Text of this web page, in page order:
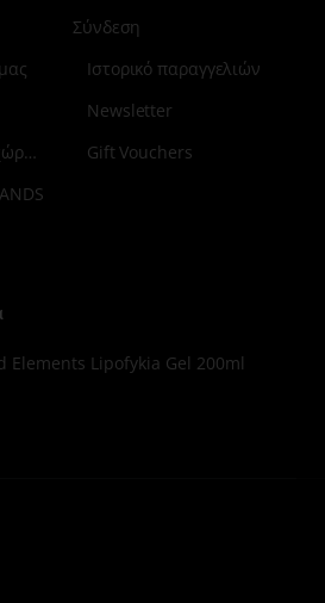
Επιστροφές - Υπαναχώρηση
Σύνδεση
Ιστορικό παραγγελιών
Newsletter
Gift Vouchers
Elements Lipofykia Gel 200ml